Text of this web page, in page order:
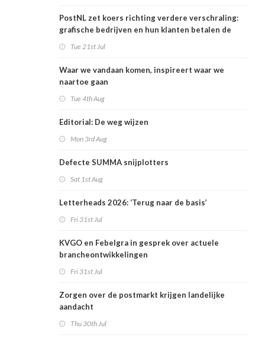
PostNL zet koers richting verdere verschraling:
grafische bedrijven en hun klanten betalen de
Tue 21st Jul
Waar we vandaan komen, inspireert waar we
naartoe gaan
Tue 4th Aug
Editorial: De weg wijzen
Mon 3rd Aug
Defecte SUMMA snijplotters
Sat 1st Aug
Letterheads 2026: ‘Terug naar de basis’
Fri 31st Jul
KVGO en Febelgra in gesprek over actuele
brancheontwikkelingen
Fri 31st Jul
Zorgen over de postmarkt krijgen landelijke
aandacht
Thu 30th Jul